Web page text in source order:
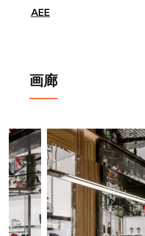
AEE
画廊